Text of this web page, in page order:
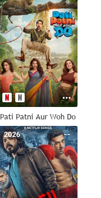
Pati Patni Aur Woh Do
--
2026